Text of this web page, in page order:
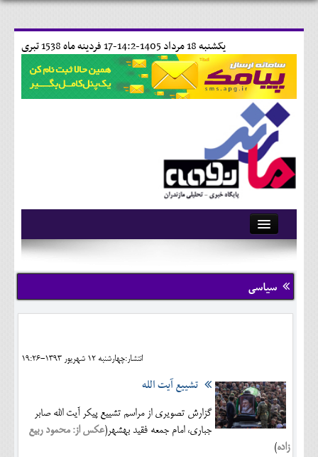
17 فردينه ماه 1538 تبری يکشنبه 18 مرداد 1405-14:2-
آرشیو
تماس با ما
وبلاگ
کلینیک
حقوقی
سیاسی
انتشار:چهارشنبه 12 شهريور 1393-19:26
تشییع آیت الله
گزارش تصویری از مراسم تشییع پیکر آیت الله صابر
جباری، امام جمعه فقید بهشهر(عکس از: محمود ربیع
زاده)